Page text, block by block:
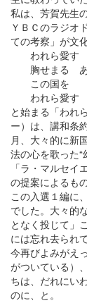
私は、芳賀先生
ＹＢＣのラジオ
ての考察」が文
われら愛す
胸せまる あ
この国を
われら愛す
と始まる「われ
ー）は、講和条
月、大々的に新
法の心を歌った
「ラ・マルセ
の提案によるも
この入選１編に
でした。大々的
となく投じて」
には忘れ去られ
今再びよみがえ
がついている）
ちは、だれにい
のに、と。